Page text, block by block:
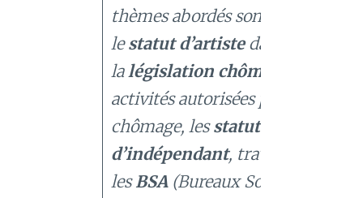
thèmes abordés sont les suivants
lestatut d’artistedans la loi
lalégislation chômage
activités autorisées pendant le
chômage, lesstatuts de salarié
d’indépendant, travailler via
lesBSA(Bureaux Sociaux pour